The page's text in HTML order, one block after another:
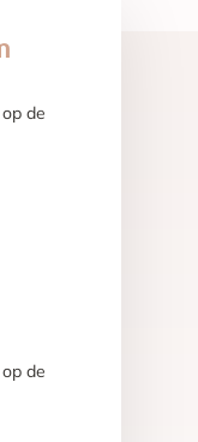
de
de